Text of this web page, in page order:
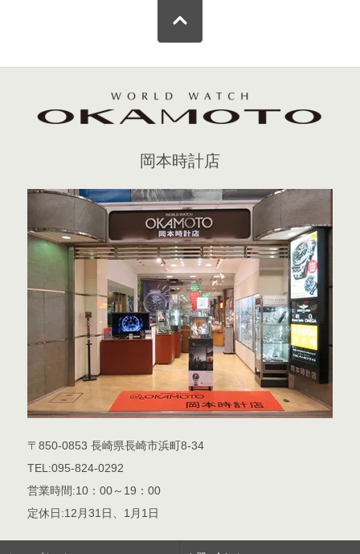
岡本時計店
〒850-0853 長崎県長崎市浜町8-34
TEL:095-824-0292
営業時間:10：00～19：00
定休日:12月31日、1月1日